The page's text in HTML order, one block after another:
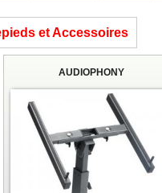
et Accessoires
AUDIOPHONY